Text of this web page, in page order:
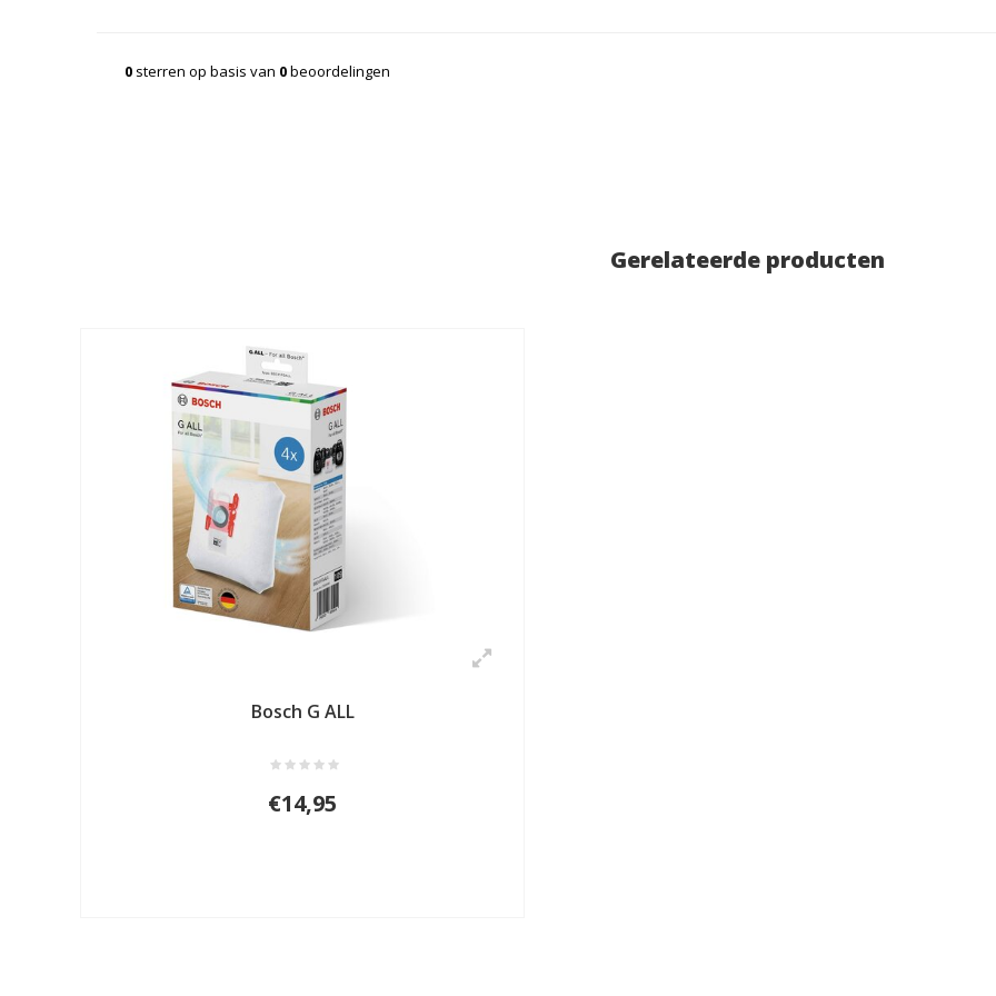
0 sterren op basis van 0beoordelingen
Gerelateerde producten
Bosch G ALL
€14,95